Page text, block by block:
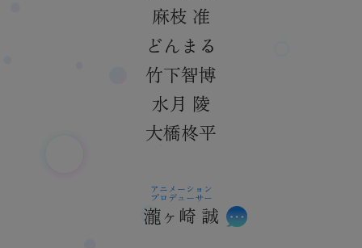
麻枝 准
どんまる
竹下智博
水月 陵
大橋柊平
アニメーション
プロデューサー
瀧ヶ崎 誠